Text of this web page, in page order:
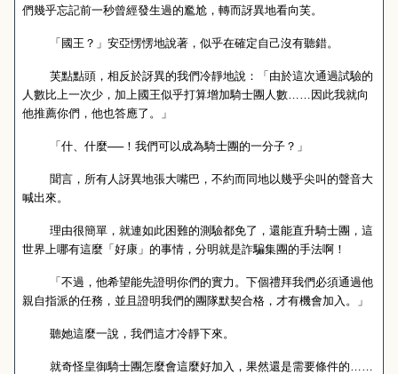
們幾乎忘記前一秒曾經發生過的尷尬，轉而訝異地看向芙。
「國王？」安亞愣愣地說著，似乎在確定自己沒有聽錯。
芙點點頭，相反於訝異的我們冷靜地說：「由於這次通過試驗的
人數比上一次少，加上國王似乎打算增加騎士團人數……因此我就向
他推薦你們，他也答應了。」
「什、什麼──！我們可以成為騎士團的一分子？」
聞言，所有人訝異地張大嘴巴，不約而同地以幾乎尖叫的聲音大
喊出來。
理由很簡單，就連如此困難的測驗都免了，還能直升騎士團，這
世界上哪有這麼「好康」的事情，分明就是詐騙集團的手法啊！
「不過，他希望能先證明你們的實力。下個禮拜我們必須通過他
親自指派的任務，並且證明我們的團隊默契合格，才有機會加入。」
聽她這麼一說，我們這才冷靜下來。
就奇怪皇御騎士團怎麼會這麼好加入，果然還是需要條件的……